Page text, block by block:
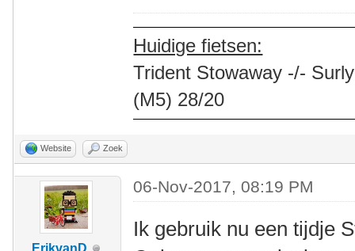
Huidige fietsen:
Trident Stowaway -/-
(M5) 28/20
Website Zoek
ErikvanD
06-Nov-2017, 08:19 PM
Ik gebruik nu een tijdje